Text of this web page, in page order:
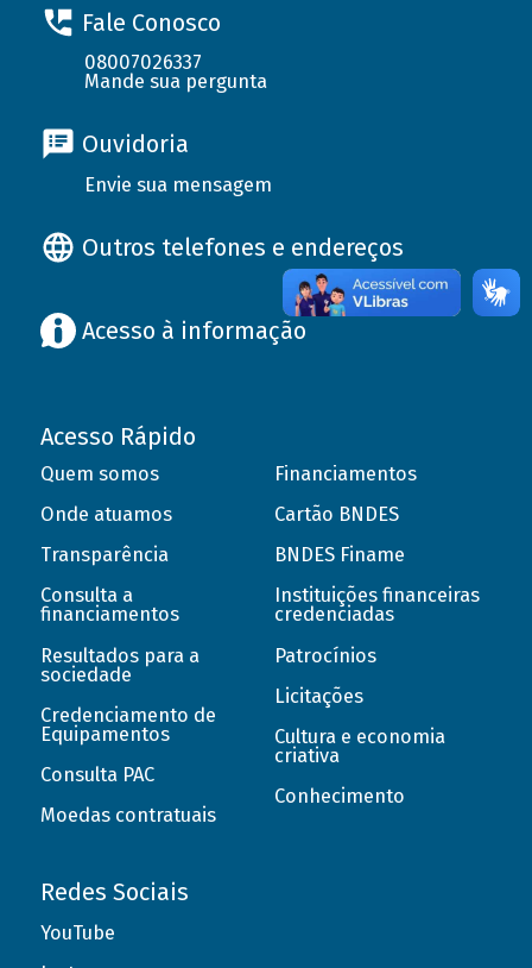
Fale Conosco
08007026337
Mande sua pergunta
Ouvidoria
Envie sua mensagem
Outros telefones e endereços
Acesso à informação
Acesso Rápido
Quem somos
Onde atuamos
Transparência
Consulta a
financiamentos
Resultados para a
sociedade
Credenciamento de
Equipamentos
Consulta PAC
Moedas contratuais
Financiamentos
Cartão BNDES
BNDES Finame
Instituições financeiras
credenciadas
Patrocínios
Licitações
Cultura e economia
criativa
Conhecimento
Redes Sociais
YouTube